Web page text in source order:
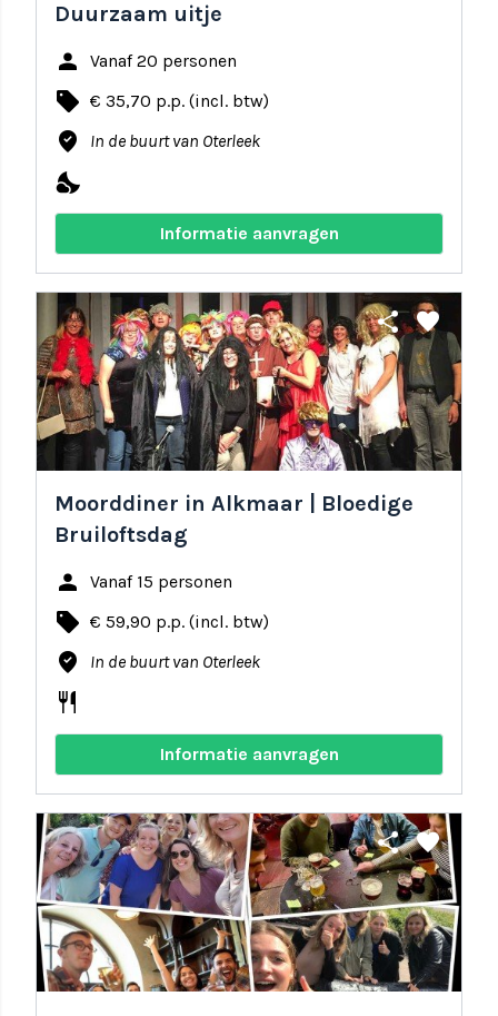
Duurzaam uitje
person Vanaf 20 personen
local_offer € 35,70 p.p. (incl. btw)
where_to_vote In de buurt van Oterleek
nights_stay
Informatie aanvragen
share favorite
Moorddiner in Alkmaar | Bloedige
Bruiloftsdag
person Vanaf 15 personen
local_offer € 59,90 p.p. (incl. btw)
where_to_vote In de buurt van Oterleek
restaurant
Informatie aanvragen
share favorite